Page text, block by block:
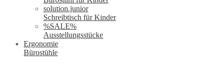
solution.junior
Schreibtisch für Kinder
%SALE%
Ausstellungsstücke
Ergonomie
Bürostühle